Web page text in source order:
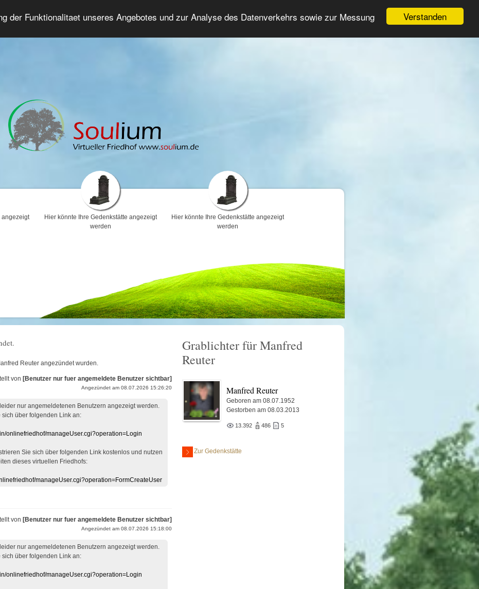
Verstanden
der Funktionalitaet unseres Angebotes und zur Analyse des Datenverkehrs sowie zur Messung
Trauerforum Erweiterte Suche Anmelden
angezeigt
Hier könnte Ihre Gedenkstätte angezeigt
werden
Hier könnte Ihre Gedenkstätte angezeigt
werden
Reuter angezündet wurden.
von [Benutzer nur fuer angemeldete Benutzer sichtbar]
Angezündet am 08.07.2026 15:26:20
nur angemeldetenen Benutzern angezeigt werden.
sich über folgenden Link an:
onlinefriedhof/manageUser.cgi?operation=Login
Sie sich über folgenden Link kostenlos und nutzen
dieses virtuellen Friedhofs:
manageUser.cgi?operation=FormCreateUser
von [Benutzer nur fuer angemeldete Benutzer sichtbar]
Angezündet am 08.07.2026 15:18:00
nur angemeldetenen Benutzern angezeigt werden.
sich über folgenden Link an:
onlinefriedhof/manageUser.cgi?operation=Login
Grablichter für Manfred
Reuter
Manfred Reuter
Geboren am 08.07.1952
Gestorben am 08.03.2013
13.392 486 5
Zur Gedenkstätte